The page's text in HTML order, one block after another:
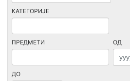
КАТЕГОРИЈЕ
ПРЕДМЕТИ ОД
ДО